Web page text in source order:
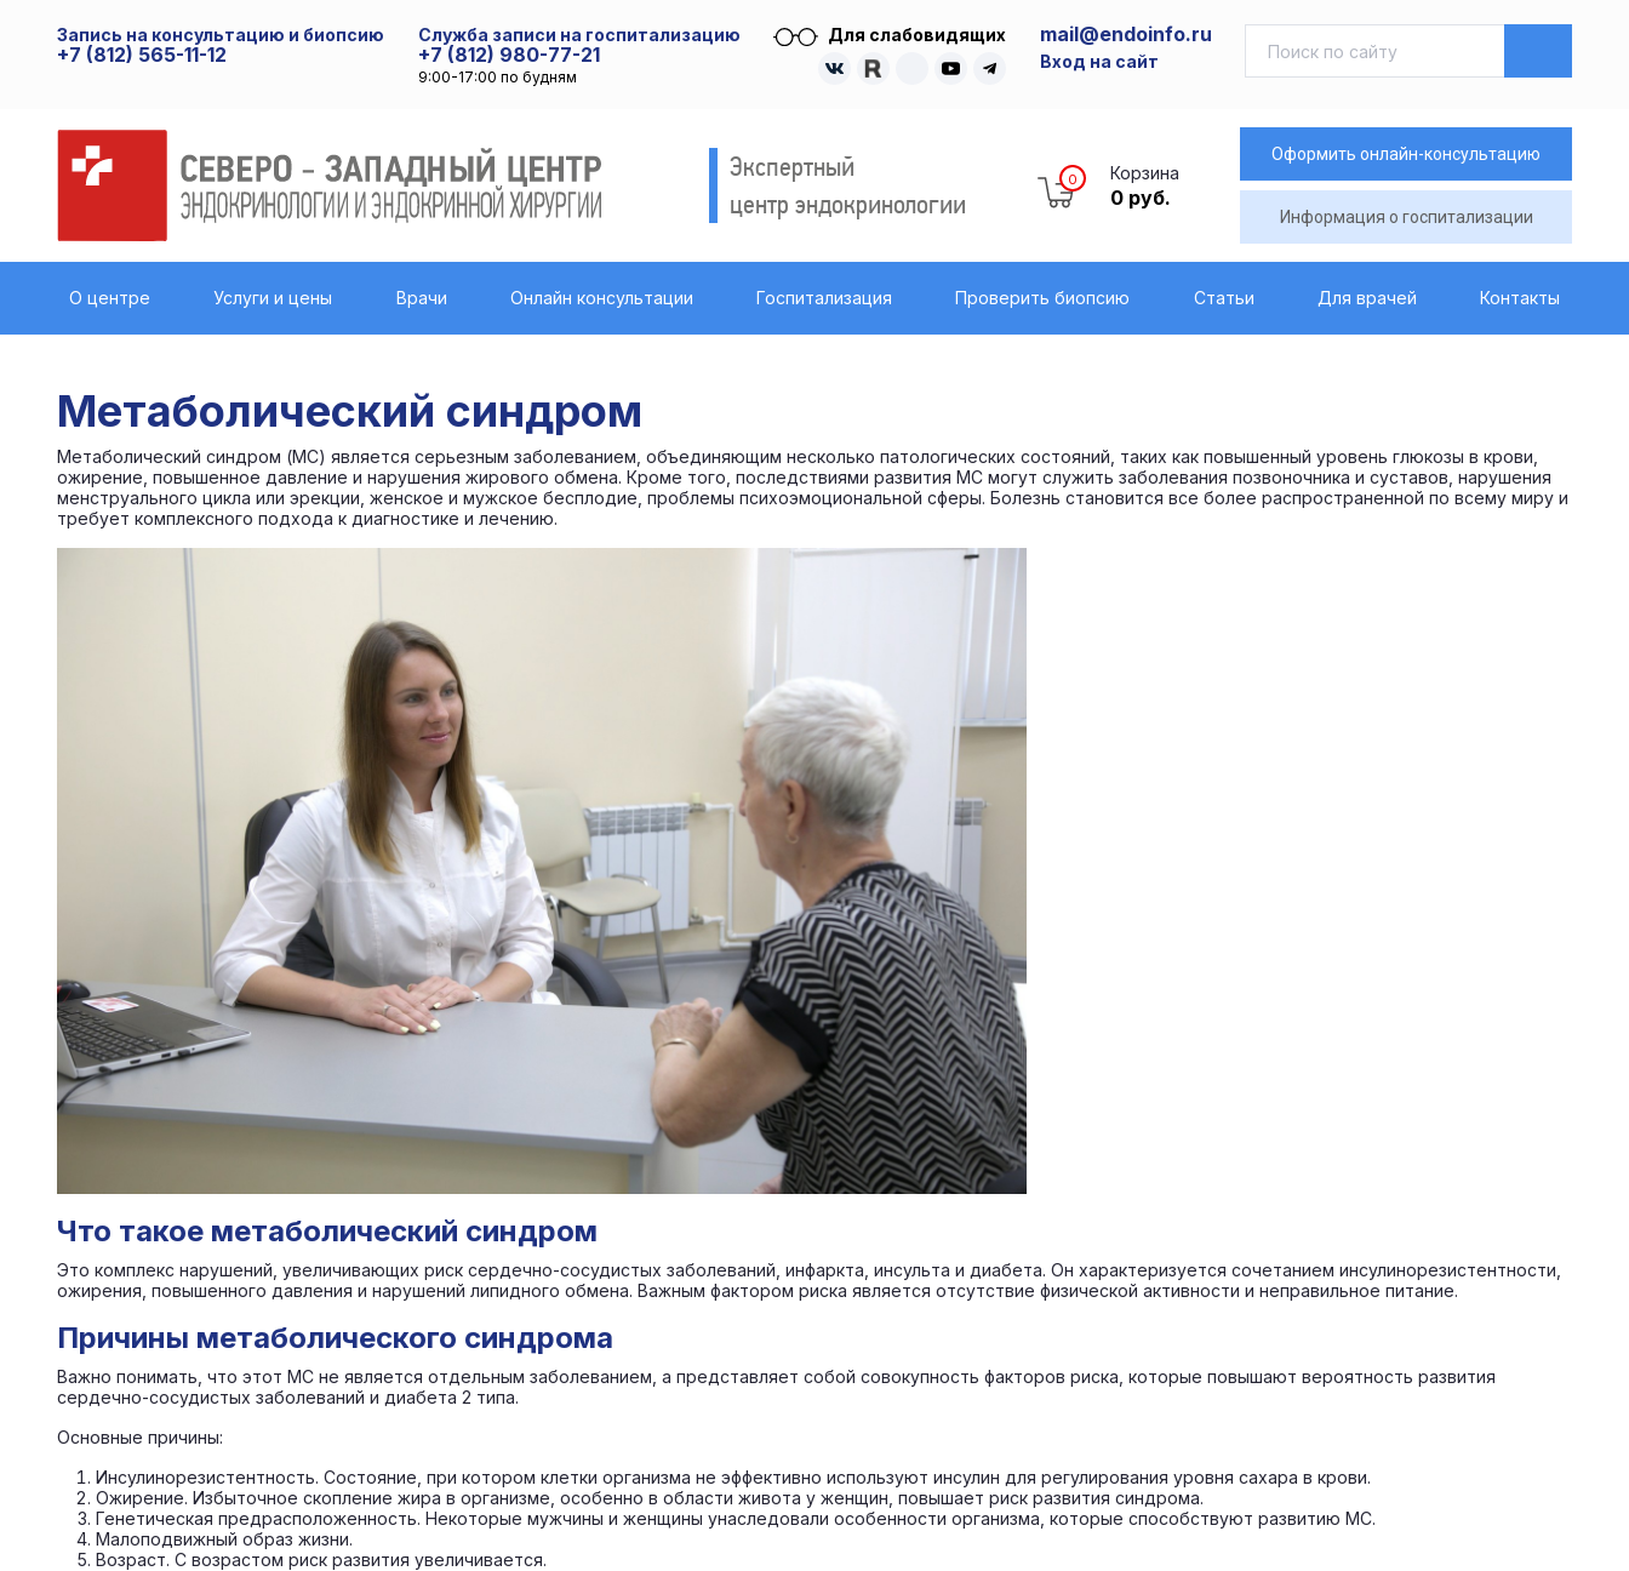
Запись на консультацию и биопсию
+7 (812) 565-11-12
Служба записи на госпитализацию
+7 (812) 980-77-21
9:00-17:00 по будням
Для слабовидящих mail@endoinfo.ru
Вход на сайт
Экспертный
центр эндокринологии
0 Корзина
0 руб.
Оформить онлайн-консультацию
Информация о госпитализации
О центре Услуги и цены Врачи Онлайн консультации Госпитализация Проверить биопсию Статьи Для врачей Контакты
Метаболический синдром
Метаболический синдром (МС) является серьезным заболеванием, объединяющим несколько патологических состояний, таких как повышенный уровень глюкозы в крови,
ожирение, повышенное давление и нарушения жирового обмена. Кроме того, последствиями развития МС могут служить заболевания позвоночника и суставов, нарушения
менструального цикла или эрекции, женское и мужское бесплодие, проблемы психоэмоциональной сферы. Болезнь становится все более распространенной по всему миру и
требует комплексного подхода к диагностике и лечению.
Что такое метаболический синдром
Это комплекс нарушений, увеличивающих риск сердечно-сосудистых заболеваний, инфаркта, инсульта и диабета. Он характеризуется сочетанием инсулинорезистентности,
ожирения, повышенного давления и нарушений липидного обмена. Важным фактором риска является отсутствие физической активности и неправильное питание.
Причины метаболического синдрома
Важно понимать, что этот МС не является отдельным заболеванием, а представляет собой совокупность факторов риска, которые повышают вероятность развития
сердечно-сосудистых заболеваний и диабета 2 типа.
Основные причины:
Инсулинорезистентность. Состояние, при котором клетки организма не эффективно используют инсулин для регулирования уровня сахара в крови.
Ожирение. Избыточное скопление жира в организме, особенно в области живота у женщин, повышает риск развития синдрома.
Генетическая предрасположенность. Некоторые мужчины и женщины унаследовали особенности организма, которые способствуют развитию МС.
Малоподвижный образ жизни.
Возраст. С возрастом риск развития увеличивается.